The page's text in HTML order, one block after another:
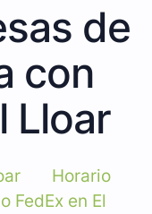
de
con
Lloar
Horario
FedEx en El